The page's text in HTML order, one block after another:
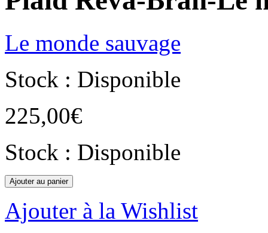
Le monde sauvage
Stock : Disponible
225,00€
Stock : Disponible
Ajouter au panier
Ajouter à la Wishlist